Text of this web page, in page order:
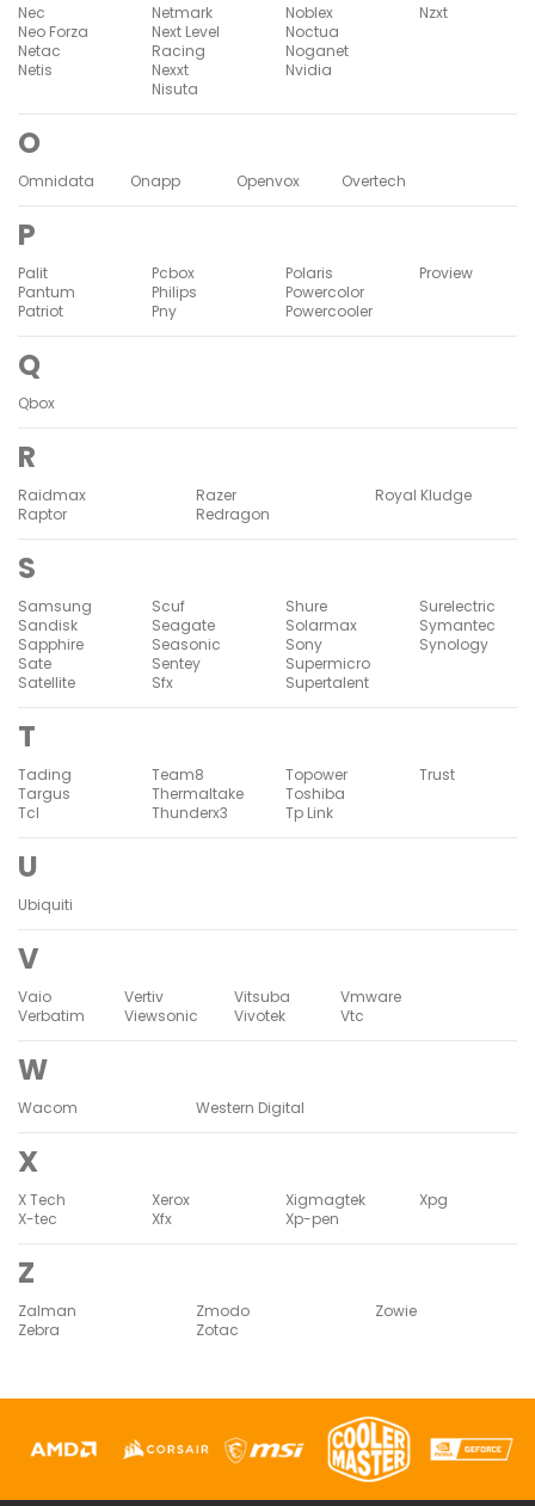
Nec
Neo Forza
Netac
Netis
Netmark
Next Level
Racing
Nexxt
Nisuta
Noblex
Noctua
Noganet
Nvidia
Nzxt
O
Omnidata Onapp Openvox Overtech
P
Palit
Pantum
Patriot
Pcbox
Philips
Pny
Polaris
Powercolor
Powercooler
Proview
Q
Qbox
R
Raidmax
Raptor
Razer
Redragon
Royal Kludge
S
Samsung
Sandisk
Sapphire
Sate
Satellite
Scuf
Seagate
Seasonic
Sentey
Sfx
Shure
Solarmax
Sony
Supermicro
Supertalent
Surelectric
Symantec
Synology
T
Tading
Targus
Tcl
Team8
Thermaltake
Thunderx3
Topower
Toshiba
Tp Link
Trust
U
Ubiquiti
V
Vaio
Verbatim
Vertiv
Viewsonic
Vitsuba
Vivotek
Vmware
Vtc
W
Wacom Western Digital
X
X Tech
X-tec
Xerox
Xfx
Xigmagtek
Xp-pen
Xpg
Z
Zalman
Zebra
Zmodo
Zotac
Zowie